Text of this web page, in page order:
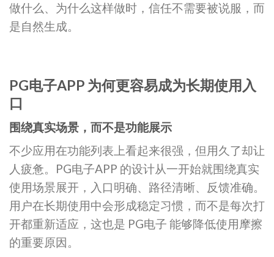
做什么、为什么这样做时，信任不需要被说服，而
是自然生成。
PG电子APP 为何更容易成为长期使用入
口
围绕真实场景，而不是功能展示
不少应用在功能列表上看起来很强，但用久了却让
人疲惫。PG电子APP 的设计从一开始就围绕真实
使用场景展开，入口明确、路径清晰、反馈准确。
用户在长期使用中会形成稳定习惯，而不是每次打
开都重新适应，这也是 PG电子 能够降低使用摩擦
的重要原因。